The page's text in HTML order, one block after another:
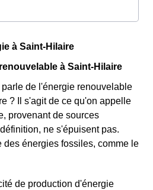
à Saint-Hilaire
à Saint-Hilaire
de l'énergie renouvelable
? Il s'agit de ce qu'on appelle
provenant de sources
ne s'épuisent pas.
énergies fossiles, comme le
de production d'énergie